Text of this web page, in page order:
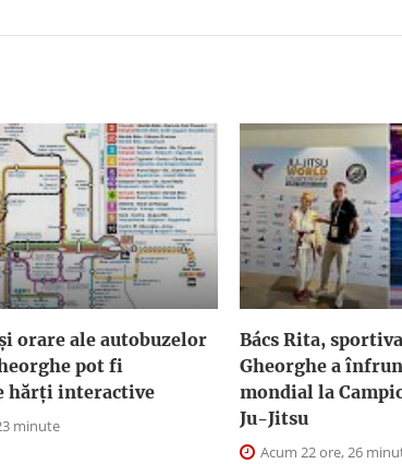
orare ale autobuzelor
pot fi
hărți interactive
minute
Bács Rita,
Gheorghe a
mondial la
Ju-Jitsu
Acum 22 ore, 26